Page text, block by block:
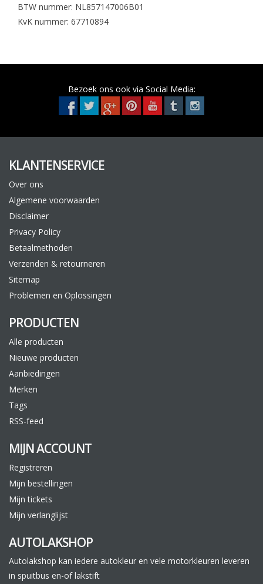
BTW nummer: NL857147006B01
KvK nummer: 67710894
Bezoek ons ook via Social Media:
KLANTENSERVICE
Over ons
Algemene voorwaarden
Disclaimer
Privacy Policy
Betaalmethoden
Verzenden & retourneren
Sitemap
Problemen en Oplossingen
PRODUCTEN
Alle producten
Nieuwe producten
Aanbiedingen
Merken
Tags
RSS-feed
MIJN ACCOUNT
Registreren
Mijn bestellingen
Mijn tickets
Mijn verlanglijst
AUTOLAKSHOP
Autolakshop kan iedere autokleur en vele motorkleuren leveren
in spuitbus en-of lakstift